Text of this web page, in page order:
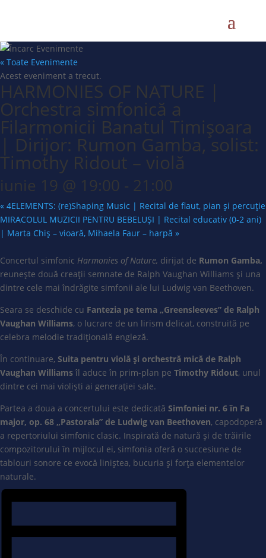
« Toate Evenimente
Acest eveniment a trecut.
HARMONIES OF NATURE |
Orchestra simfonică a
Filarmonicii Banatul Timișoara
| Dirijor: Rumon Gamba, solist:
Timothy Ridout – violă
iunie 19 @ 19:00 - 21:00
« 4ELEMENTS: (re)Shaping Music | Recital de flaut, pian și percuție
MIRACOLUL MUZICII PENTRU BEBELUȘI | Recital educativ (0-2 ani)
| Marta Chiș – vioară, Mihaela Faur – harpă »
Concertul simfonic Harmonies of Nature, dirijat de Rumon Gamba,
reunește două creații semnate de Ralph Vaughan Williams și una
dintre cele mai îndrăgite simfonii ale lui Ludwig van Beethoven.
Seara se deschide cu Fantezia pe tema „Greensleeves” de Ralph
Vaughan Williams, o lucrare de un lirism delicat, construită pe
celebra melodie tradițională engleză.
În continuare, Suita pentru violă și orchestră mică de Ralph
Vaughan Williams îl aduce în prim-plan pe Timothy Ridout, unul
dintre cei mai violiști ai generației sale.
Partea a doua a concertului este dedicată Simfoniei nr. 6 în Fa
major, op. 68 „Pastorala” de Ludwig van Beethoven, capodoperă
a repertoriului simfonic clasic. Inspirată de natură și de trăirile
compozitorului în mijlocul ei, simfonia oferă o succesiune de
tablouri sonore ce evocă liniștea, bucuria și forța elementelor
naturale.